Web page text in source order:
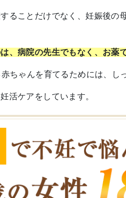
ることだけでなく、妊娠後
、病院の先生でもなく、お薬
ちゃんを育てるためには、し
活ケアをしています。